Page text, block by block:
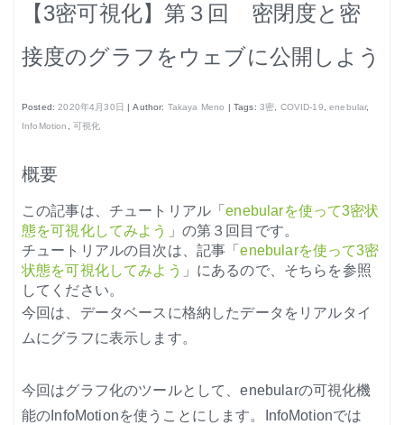
はじめよう、enebular (2)
はじめよう、enebular (3)
はじめよう、enebular (5)
ノーコードで地図アプリ制作を体験
ノンコーディングで機械学習を体験
Node-REDの基本的な使い方
エージェント実行環境
【3密可視化】第３回 密閉度と密
接度のグラフをウェブに公開しよう
Posted:2020年4月30日 | Author: Takaya Meno | Tags: 3密, COVID-19,enebular,
InfoMotion , 可視化
概要
この記事は、チュートリアル「enebularを使って3密状
態を可視化してみよう
」 の第３回目です。
チュートリアルの目次は、記事「enebularを使って3密
状態を可視化してみよう 」 にあるので、そちらを参照
してください。
今回は、 データベースに格納したデータをリアルタイ
ムにグラフに表示します。
今回はグラフ化のツールとして、enebularの可視化機
能のInfoMotionを使うことにします。InfoMotionでは